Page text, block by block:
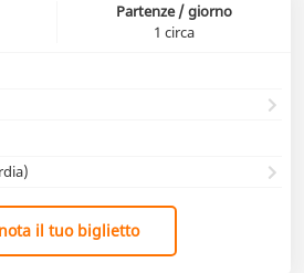
Partenze / giorno
1 circa
il tuo biglietto